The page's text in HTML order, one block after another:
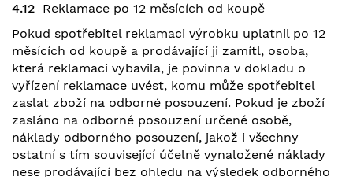
4.12 Reklamace po 12 měsících od koupě
Pokud spotřebitel reklamaci výrobku uplatnil po 12
měsících od koupě a prodávající ji zamítl, osoba,
která reklamaci vybavila, je povinna v dokladu o
vyřízení reklamace uvést, komu může spotřebitel
zaslat zboží na odborné posouzení. Pokud je zboží
zasláno na odborné posouzení určené osobě,
náklady odborného posouzení, jakož i všechny
ostatní s tím související účelně vynaložené náklady
nese prodávající bez ohledu na výsledek odborného